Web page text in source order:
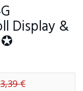
Display &
✪
€